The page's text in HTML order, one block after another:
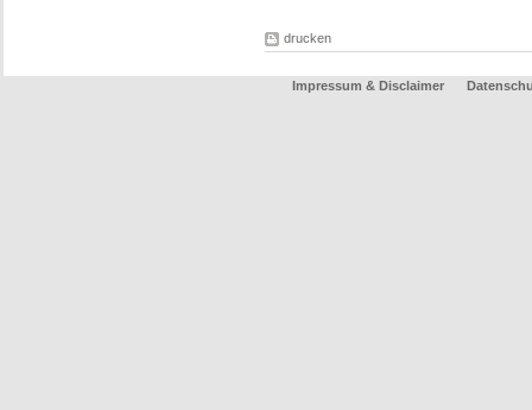
drucken
Impressum & Disclaimer